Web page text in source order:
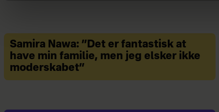
Samira Nawa: ”Det er fantastisk at
have min familie, men jeg elsker ikke
moderskabet”